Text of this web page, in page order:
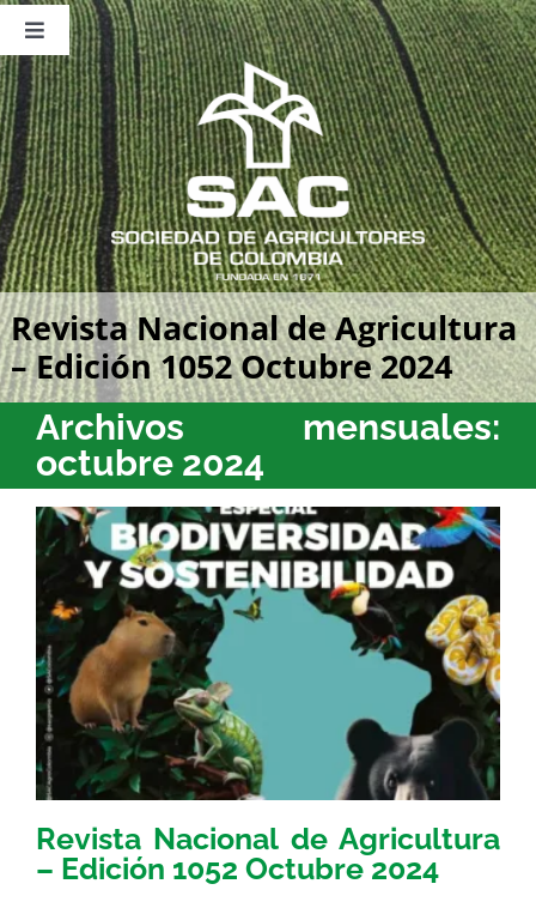
Saltar
contenido
Toggle
Navigation
Nosotros
Publicaciones
Sala de Prensa
Eventos
Revista Nacional de Agricultura
– Edición 1052 Octubre 2024
Archivos mensuales:
octubre 2024
Revista Nacional de Agricultura
– Edición 1052 Octubre 2024